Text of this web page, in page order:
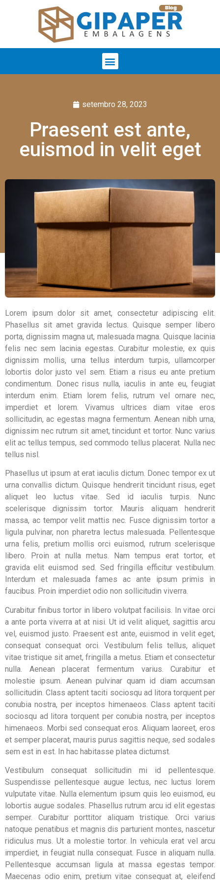
setembro 28, 2023
Praesent est ante,
euismod in velit eget
Lorem ipsum dolor sit amet, consectetur adipiscing elit.
Phasellus sit amet gravida lectus. Quisque semper libero
porta, dignissim magna ut, malesuada magna. Quisque lacinia
felis nec sem lacinia egestas. Curabitur molestie, ex quis
dignissim mollis, urna tellus interdum turpis, ullamcorper
lobortis dolor justo vel sem. Etiam a risus eu ante pretium
condimentum. Donec risus nulla, iaculis in ante eu, feugiat
interdum enim. Etiam lorem felis, rutrum vel ornare nec,
imperdiet et lorem. Vivamus ultrices diam vitae eros
sollicitudin, ac egestas magna fermentum. Aenean nibh urna,
dignissim nec rutrum sit amet, tincidunt et tortor. Nunc varius
elit ac tellus tempus, sed commodo tellus placerat. Nulla nec
tellus nisl.
Phasellus ut ipsum at erat iaculis dictum. Donec tempor ex ut
urna convallis dictum. Quisque hendrerit tincidunt risus, eget
aliquet leo luctus vitae. Sed id iaculis turpis. Nunc
scelerisque dignissim tortor. Mauris aliquam hendrerit
massa, ac tempor velit mattis nec. Fusce dignissim tortor a
ligula pulvinar, non pharetra lectus malesuada. Pellentesque
urna felis, pretium mollis orci euismod, rutrum scelerisque
libero. Proin at nulla metus. Nam tempus erat tortor, et
gravida elit euismod sed. Sed fringilla efficitur vestibulum.
Interdum et malesuada fames ac ante ipsum primis in
faucibus. Proin imperdiet odio non sollicitudin viverra.
Curabitur finibus tortor in libero volutpat facilisis. In vitae orci
a ante porta viverra at at nisi. Ut id velit aliquet, sagittis arcu
vel, euismod justo. Praesent est ante, euismod in velit eget,
consequat consequat orci. Vestibulum felis tellus, aliquet
vitae tristique sit amet, fringilla a metus. Etiam et consectetur
nulla. Aenean placerat fermentum varius. Curabitur et
molestie ipsum. Aenean pulvinar quam id diam accumsan
sollicitudin. Class aptent taciti sociosqu ad litora torquent per
conubia nostra, per inceptos himenaeos. Class aptent taciti
sociosqu ad litora torquent per conubia nostra, per inceptos
himenaeos. Morbi sed consequat eros. Aliquam laoreet, eros
et semper placerat, mauris purus sagittis neque, sed sodales
sem est in est. In hac habitasse platea dictumst.
Vestibulum consequat sollicitudin mi id pellentesque.
Suspendisse pellentesque augue lectus, nec luctus lorem
vulputate vitae. Nulla elementum ipsum quis leo euismod, eu
lobortis augue sodales. Phasellus rutrum arcu id elit egestas
semper. Curabitur porttitor aliquam tristique. Orci varius
natoque penatibus et magnis dis parturient montes, nascetur
ridiculus mus. Ut a molestie tortor. In vehicula erat vel arcu
imperdiet, in feugiat nulla consequat. Fusce in aliquam nulla.
Pellentesque accumsan ligula at massa egestas tempor.
Maecenas odio enim, pretium vitae consequat at, eleifend